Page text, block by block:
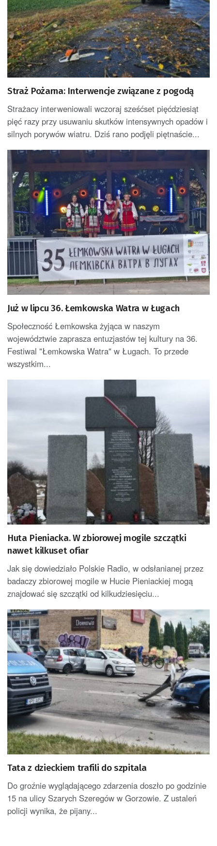
Straż Pożarna: Interwencje związane z pogodą
Strażacy interweniowali wczoraj sześćset pięćdziesiąt
pięć razy przy usuwaniu skutków intensywnych opadów i
silnych porywów wiatru. Dziś rano podjęli piętnaście...
Już w lipcu 36. Łemkowska Watra w Ługach
Społeczność Łemkowska żyjąca w naszym
województwie zaprasza entuzjastów tej kultury na 36.
Festiwal "Łemkowska Watra" w Ługach. To przede
wszystkim...
Huta Pieniacka. W zbiorowej mogile szczątki
nawet kilkuset ofiar
Jak się dowiedziało Polskie Radio, w odsłanianej przez
badaczy zbiorowej mogile w Hucie Pieniackiej mogą
znajdować się szczątki od kilkudziesięciu...
Tata z dzieckiem trafili do szpitala
Do groźnie wyglądającego zdarzenia doszło po godzinie
15 na ulicy Szarych Szeregów w Gorzowie. Z ustaleń
policji wynika, że pijany...